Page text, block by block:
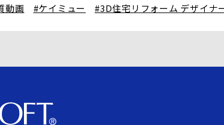
動画 #ケイミュー #3D住宅リフォーム デザイナ